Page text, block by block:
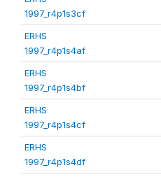
1997_r4p1s3cf
ERHS
1997_r4p1s4af
ERHS
1997_r4p1s4bf
ERHS
1997_r4p1s4cf
ERHS
1997_r4p1s4df